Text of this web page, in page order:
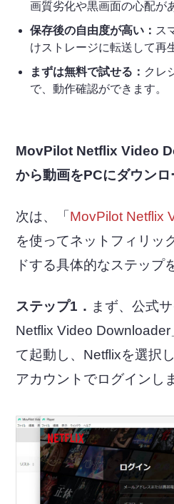
画質劣化や黒画面の心配が
保存後の自由度が高い： ス
けストレージに転送して再
まずは無料で試せる： クレ
で、動作確認ができます。
MovPilot Netflix Video
から動画をPCにダウンロ
次は、「 MovPilot Netflix
を使ってネットフィリッ
ドする具体的なステップ
ステップ1． まず、公式
Netflix Video Downloader
て起動し、Netflixを選択
アカウントでログインし